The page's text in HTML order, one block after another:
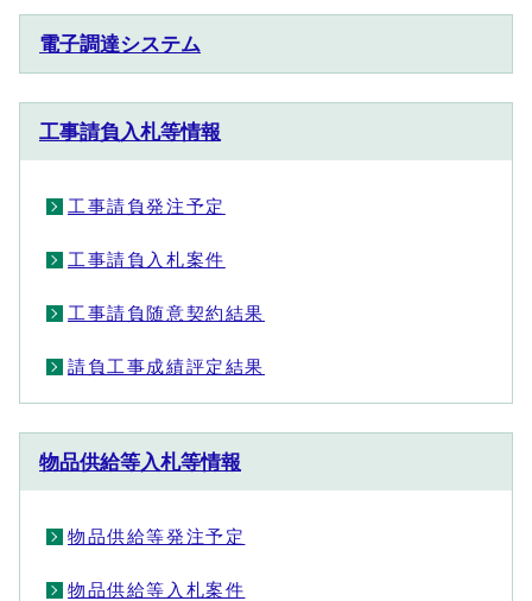
電子調達システム
工事請負入札等情報
工事請負発注予定
工事請負入札案件
工事請負随意契約結果
請負工事成績評定結果
物品供給等入札等情報
物品供給等発注予定
物品供給等入札案件